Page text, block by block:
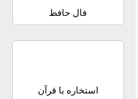
فال حافظ
استخاره با قرآن